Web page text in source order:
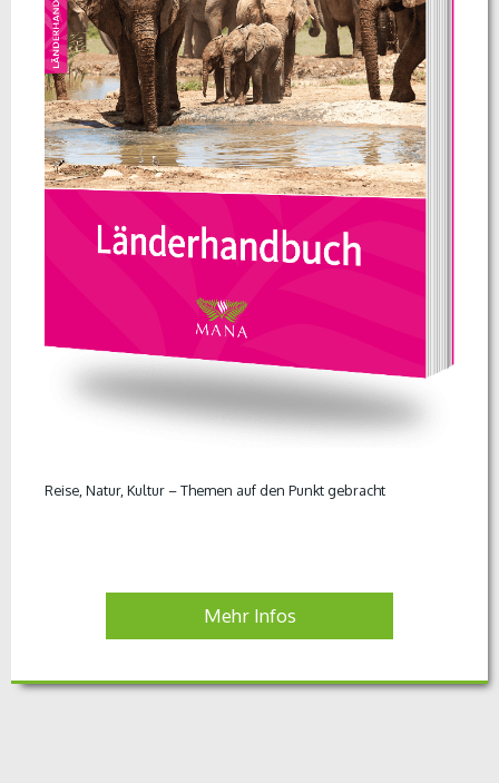
Reise, Natur, Kultur – Themen auf den Punkt gebracht
Mehr Infos